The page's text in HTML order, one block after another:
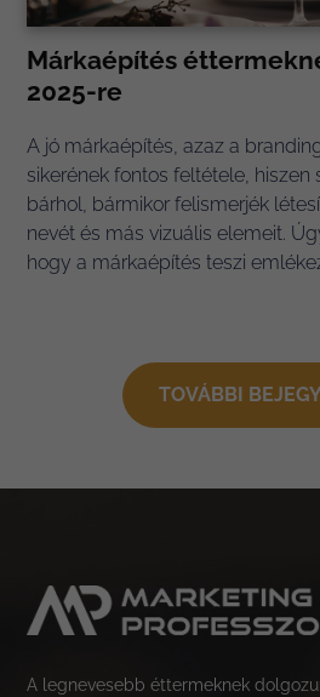
Márkaépítés
2025-re
A jó márkaépítés, azaz a
sikerének fontos feltétele, hiszen
bárhol, bármikor felismerjék
nevét és más vizuális elemeit.
hogy a márkaépítés teszi
TOVÁBBI
A legnevesebb éttermeknek